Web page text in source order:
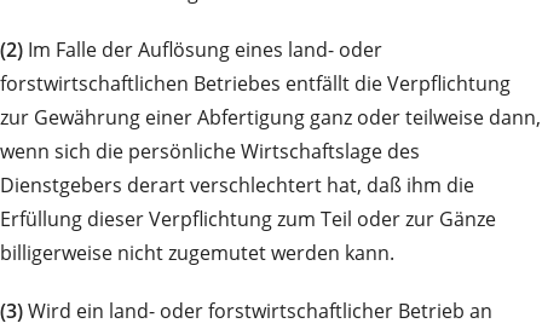
(2) Im Falle der Auflösung eines land- oder
forstwirtschaftlichen Betriebes entfällt die Verpflichtung
zur Gewährung einer Abfertigung ganz oder teilweise dann,
wenn sich die persönliche Wirtschaftslage des
Dienstgebers derart verschlechtert hat, daß ihm die
Erfüllung dieser Verpflichtung zum Teil oder zur Gänze
billigerweise nicht zugemutet werden kann.
(3)Wird ein land- oder forstwirtschaftlicher Betrieb an